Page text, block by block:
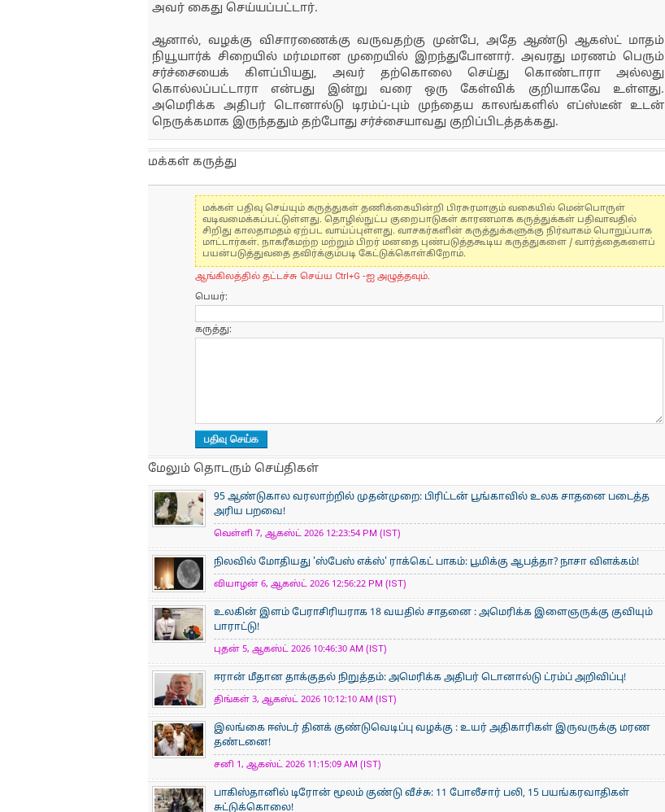
அவர் கைது செய்யப்பட்டார்.
ஆனால், வழக்கு விசாரணைக்கு வருவதற்கு முன்பே, அதே ஆண்டு ஆகஸ்ட் மாதம்
நியூயார்க் சிறையில் மர்மமான முறையில் இறந்துபோனார். அவரது மரணம் பெரும்
சர்ச்சையைக் கிளப்பியது, அவர் தற்கொலை செய்து கொண்டாரா அல்லது
கொல்லப்பட்டாரா என்பது இன்று வரை ஒரு கேள்விக் குறியாகவே உள்ளது.
அமெரிக்க அதிபர் டொனால்டு டிரம்ப்-பும் முந்தைய காலங்களில் எப்ஸ்டீன் உடன்
நெருக்கமாக இருந்ததும் தற்போது சர்ச்சையாவது குறிப்பிடத்தக்கது.
மக்கள் கருத்து
மக்கள் பதிவு செய்யும் கருத்துகள் தணிக்கையின்றி பிரசுரமாகும் வகையில் மென்பொருள்
வடிவமைக்கப்பட்டுள்ளது. தொழில்நுட்ப குறைபாடுகள் காரணமாக கருத்துக்கள் பதிவாவதில்
சிறிது காலதாமதம் ஏற்பட வாய்ப்புள்ளது. வாசகர்களின் கருத்துக்களுக்கு நிர்வாகம் பொறுப்பாக
மாட்டார்கள். நாகரீகமற்ற மற்றும் பிறர் மனதை புண்படுத்தகூடிய கருத்துகளை / வார்த்தைகளைப்
பயன்படுத்துவதை தவிர்க்கும்படி கேட்டுக்கொள்கிறோம்.
ஆங்கிலத்தில் தட்டச்சு செய்ய Ctrl+G -ஐ அழுத்தவும்.
பெயர்:
கருத்து:
மேலும் தொடரும் செய்திகள்
95 ஆண்டுகால வரலாற்றில் முதன்முறை: பிரிட்டன் பூங்காவில் உலக சாதனை படைத்த
அரிய பறவை!
வெள்ளி 7, ஆகஸ்ட் 2026 12:23:54 PM (IST)
நிலவில் மோதியது 'ஸ்பேஸ் எக்ஸ்' ராக்கெட் பாகம்: பூமிக்கு ஆபத்தா? நாசா விளக்கம்!
வியாழன் 6, ஆகஸ்ட் 2026 12:56:22 PM (IST)
உலகின் இளம் பேராசிரிய​ராக 18 வயதில் சாதனை : அமெரிக்​க இளைஞருக்கு குவியும்
பாராட்டு!
புதன் 5, ஆகஸ்ட் 2026 10:46:30 AM (IST)
ஈரான் மீதான தாக்குதல் நிறுத்தம்: அமெரிக்க அதிபர் டொனால்டு ட்ரம்ப் அறிவிப்பு!
திங்கள் 3, ஆகஸ்ட் 2026 10:12:10 AM (IST)
இலங்கை ஈஸ்டர் தினக் குண்டுவெடிப்பு வழக்கு : உயர் அதிகாரிகள் இருவருக்கு மரண
தண்டனை!
சனி 1, ஆகஸ்ட் 2026 11:15:09 AM (IST)
பாகிஸ்தானில் டிரோன் மூலம் குண்டு வீச்சு: 11 போலீசார் பலி, 15 பயங்கரவாதிகள்
சுட்டுக்கொலை!